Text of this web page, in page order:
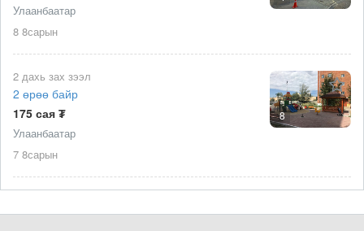
Улаанбаатар
8 8сарын
8
2 дахь зах зээл
2 өрөө байр
175 сая ₮
Улаанбаатар
7 8сарын